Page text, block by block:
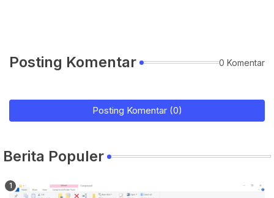
Posting Komentar 0 Komentar
Posting Komentar (0)
Berita Populer